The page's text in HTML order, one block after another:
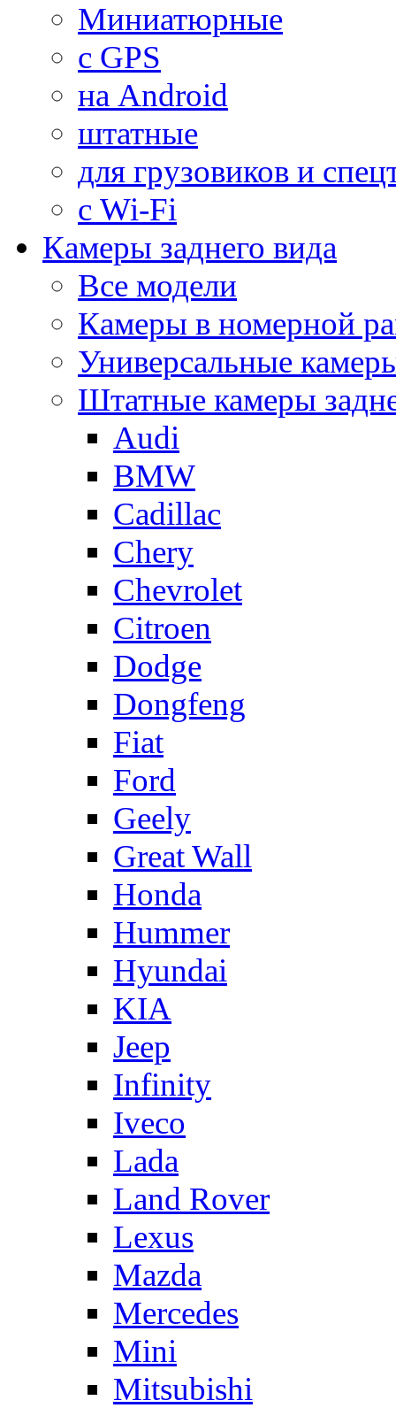
Миниатюрные
с GPS
на Android
штатные
для грузовиков и
с Wi-Fi
Камеры заднего вида
Все модели
Камеры в номерной
Универсальные
Штатные камеры
Audi
BMW
Cadillac
Chery
Chevrolet
Citroen
Dodge
Dongfeng
Fiat
Ford
Geely
Great Wall
Honda
Hummer
Hyundai
KIA
Jeep
Infinity
Iveco
Lada
Land Rover
Lexus
Mazda
Mercedes
Mini
Mitsubishi